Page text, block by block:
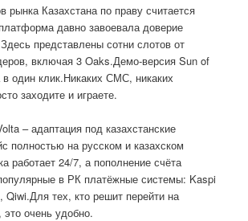
рынка Казахстана по праву считается
давно завоевала доверие
представлены сотни слотов от
включая 3 Oaks.Демо-версия Sun of
один клик.Никаких СМС, никаких
заходите и играете.
– адаптация под казахстанские
полностью на русском и казахском
работает 24/7, а пополнение счёта
в РК платёжные системы: Kaspi
Qiwi.Для тех, кто решит перейти на
очень удобно.